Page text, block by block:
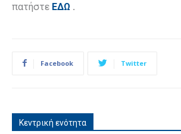
πατήστε ΕΔΩ .
Facebook Twitter
Κεντρική ενότητα